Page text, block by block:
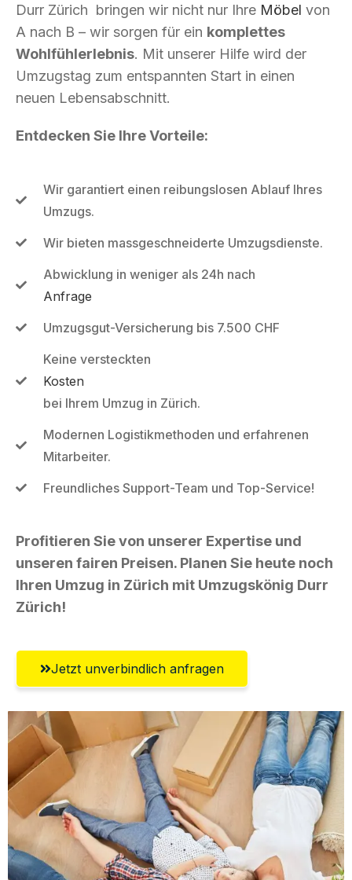
Durr Zürich bringen wir nicht nur Ihre Möbel von
A nach B – wir sorgen für ein komplettes
Wohlfühlerlebnis. Mit unserer Hilfe wird der
Umzugstag zum entspannten Start in einen
neuen Lebensabschnitt.
Entdecken Sie Ihre Vorteile:
Wir garantiert einen reibungslosen Ablauf Ihres
Umzugs.
Wir bieten massgeschneiderte Umzugsdienste.
Abwicklung in weniger als 24h nach
Anfrage
Umzugsgut-Versicherung bis 7.500 CHF
Keine versteckten
Kosten
bei Ihrem Umzug in Zürich.
Modernen Logistikmethoden und erfahrenen
Mitarbeiter.
Freundliches Support-Team und Top-Service!
Profitieren Sie von unserer Expertise und
unseren fairen Preisen. Planen Sie heute noch
Ihren Umzug in Zürich mit Umzugskönig Durr
Zürich!
Jetzt unverbindlich anfragen